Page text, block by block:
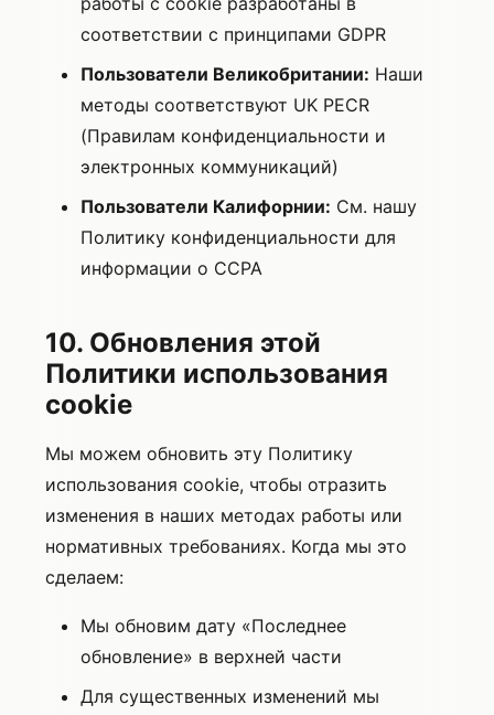
соответствии с принципами GDPR
Пользователи Великобритании: Наши
методы соответствуют UK PECR
(Правилам конфиденциальности и
электронных коммуникаций)
Пользователи Калифорнии: См. нашу
Политику конфиденциальности для
информации о CCPA
10. Обновления этой
Политики использования
cookie
Мы можем обновить эту Политику
использования cookie, чтобы отразить
изменения в наших методах работы или
нормативных требованиях. Когда мы это
сделаем:
Мы обновим дату «Последнее
обновление» в верхней части
Для существенных изменений мы